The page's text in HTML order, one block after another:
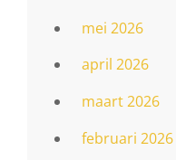
mei 2026
april 2026
maart 2026
februari 2026